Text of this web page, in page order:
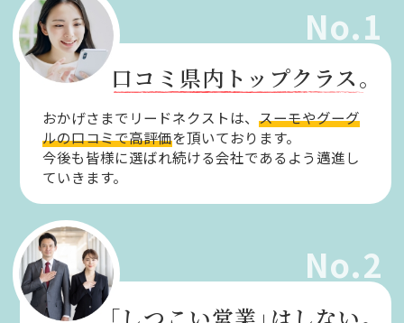
No.1
口コミ県内トップクラス。
おかげさまでリードネクストは、スーモやグーグ
ルの口コミで高評価を頂いております。
今後も皆様に選ばれ続ける会社であるよう邁進し
ていきます。
No.2